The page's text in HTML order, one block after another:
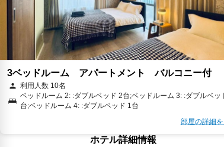
3ベッドルーム アパートメント バルコニー付
利用人数 10名
ベッドルーム 2: :ダブルベッド 2台;ベッドルーム 3: :ダブルベッ
台;ベッドルーム 4: :ダブルベッド 1台
部屋の詳細
ホテル詳細情報